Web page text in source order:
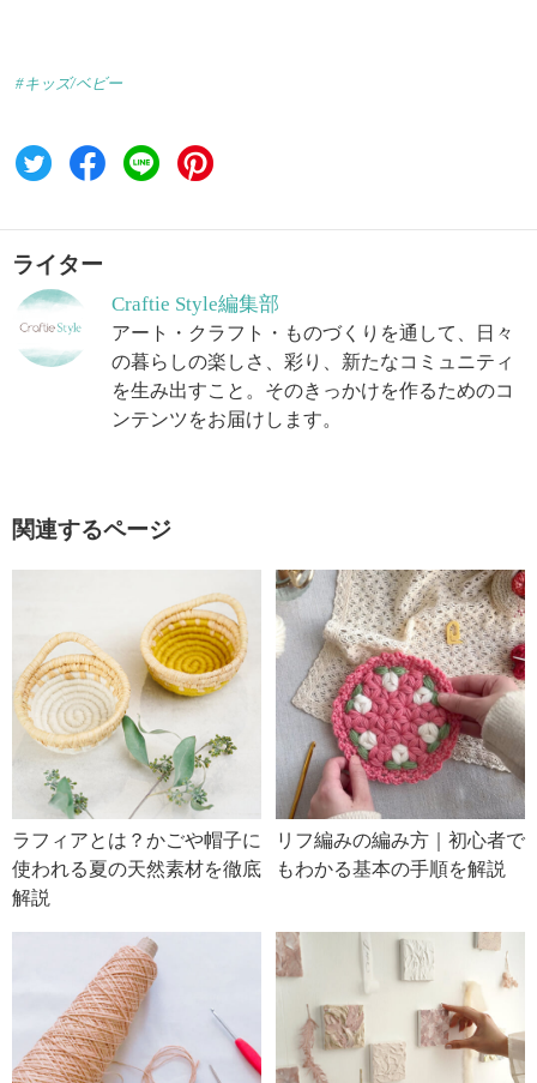
#キッズ/ベビー
ライター
Craftie Style編集部
アート・クラフト・ものづくりを通して、日々
の暮らしの楽しさ、彩り、新たなコミュニティ
を生み出すこと。そのきっかけを作るためのコ
ンテンツをお届けします。
関連するページ
ラフィアとは？かごや帽子に
使われる夏の天然素材を徹底
解説
リフ編みの編み方｜初心者で
もわかる基本の手順を解説